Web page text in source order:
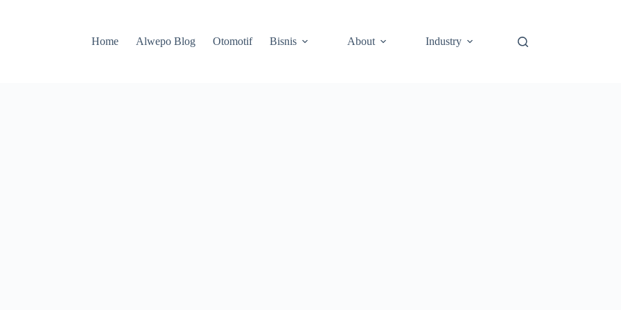
Home
Alwepo Blog Otomotif Bisnis About Industry